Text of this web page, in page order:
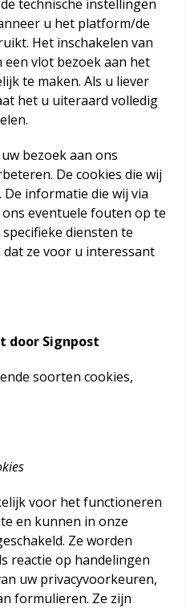
technische instellingen
u het platform/de
Het inschakelen van
een vlot bezoek aan het
te maken. Als u liever
het u uiteraard volledig
bezoek aan ons
De cookies die wij
informatie die wij via
eventuele fouten op te
diensten te
ze voor u interessant
door Signpost
soorten cookies,
voor het functioneren
en kunnen in onze
Ze worden
reactie op handelingen
uw privacyvoorkeuren,
formulieren. Ze zijn